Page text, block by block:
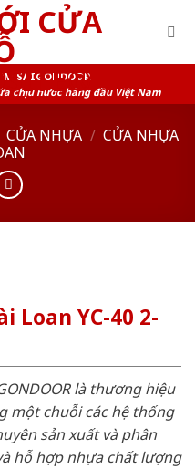
SAIGONDOOR
chịu nước hàng đầu Việt Nam
CỬA NHỰA / CỬA NHỰA
Loan YC-40 2-
là thương hiệu
một chuỗi các hệ thống
sản xuất và phân
hỗ hợp nhựa chất lượng